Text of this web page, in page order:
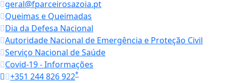
geral@fparceirosazoia.pt
Queimas e Queimadas
Dia da Defesa Nacional
Autoridade Nacional de Emergência e Proteção Civil
Serviço Nacional de Saúde
Covid-19 - Informações
+351 244 826 922*